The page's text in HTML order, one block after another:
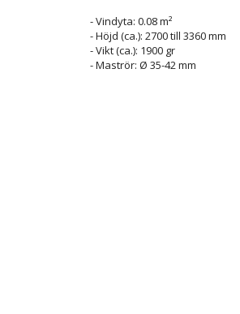
- Vindyta: 0.08 m²
- Höjd (ca.): 2700 till 3360 mm
- Vikt (ca.): 1900 gr
- Maströr: Ø 35-42 mm